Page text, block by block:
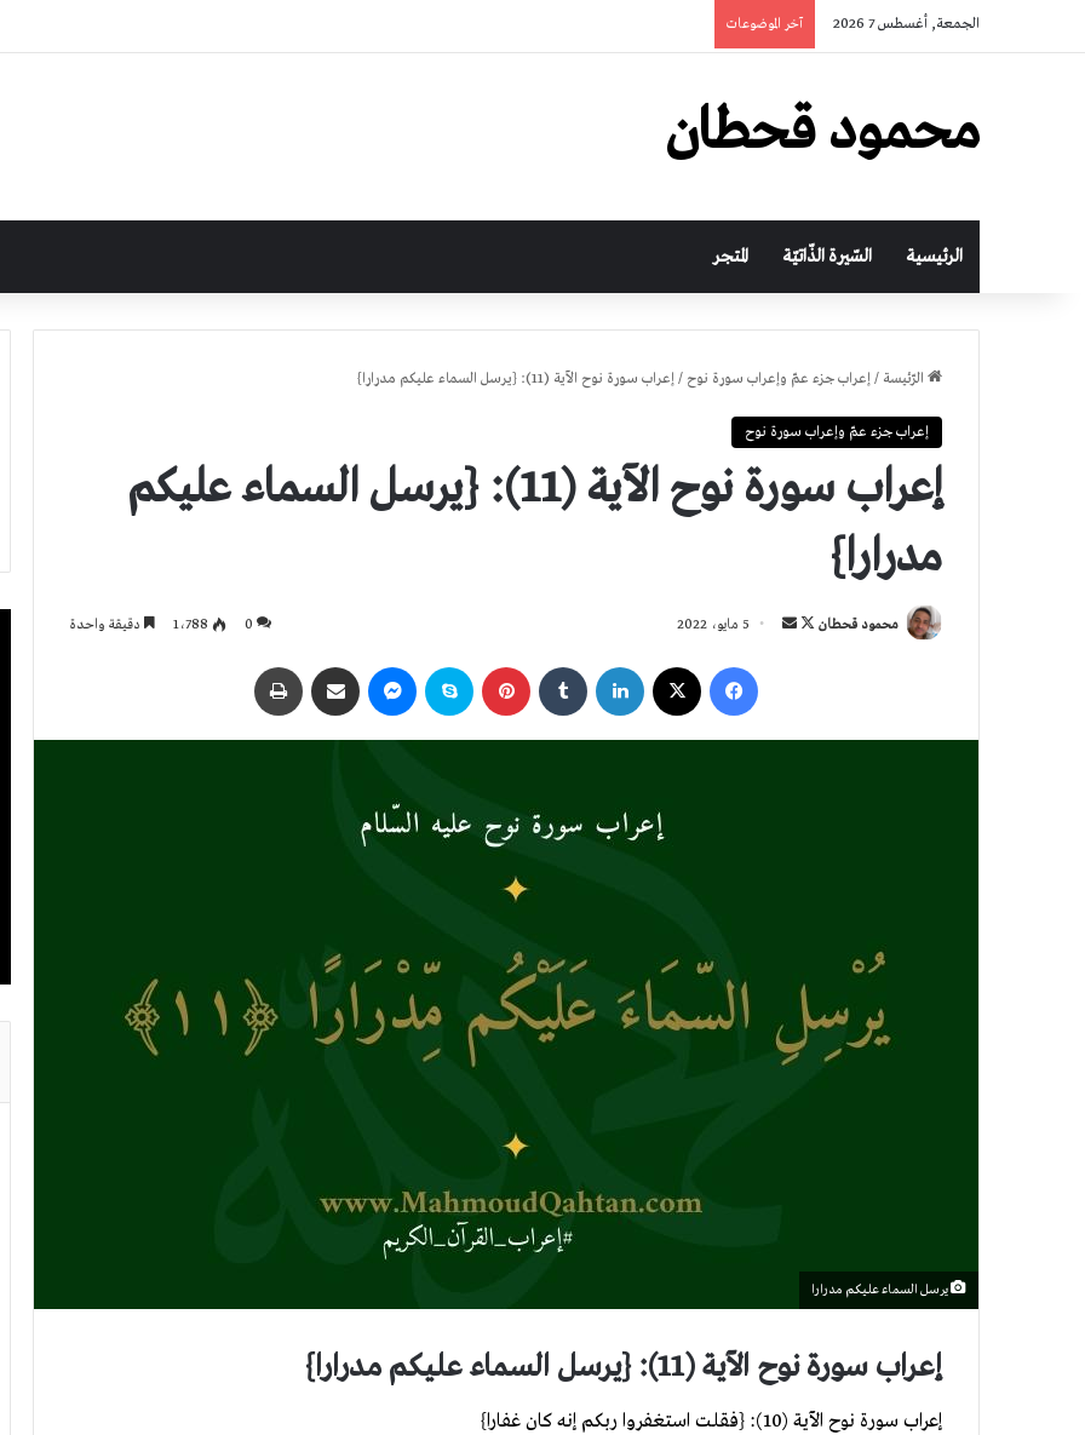
الجمعة, أغسطس 7 2026 آخر الموضوعات
محمود قحطان
الرئيسية السّيرة الذّاتيّة المتجر
الرّئيسة /إعراب جزء عمّ وإعراب سورة نوح /إعراب سورة نوح الآية (11): {يرسل السماء عليكم مدرارا}
إعراب جزء عمّ وإعراب سورة نوح
إعراب سورة نوح الآية (11): {يرسل السماء عليكم
مدرارا}
محمود قحطان
تابعأرسل
إلكترونيا
5 مايو، 2022 0 1٬788 دقيقة واحدة
فيسبوك لينكدإن بينتيريست سكايب ماسنجر مشاركة عبر البريد
يرسل السماء عليكم مدرارا
إعراب سورة نوح الآية (11): {يرسل السماء عليكم مدرارا}
إعراب سورة نوح الآية (10): {فقلت استغفروا ربكم إنه كان غفارا}